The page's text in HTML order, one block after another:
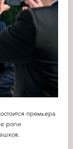
премьера
роли